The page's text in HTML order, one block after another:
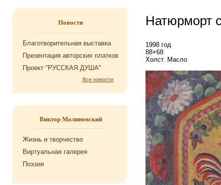
Новости
Благотворительная выставка
Презентация авторских платков
Проект "РУССКАЯ ДУША"
Все новости
Виктор Малиновский
Жизнь и творчество
Виртуальная галерея
Поэзия
Натюрморт
1998 год
88×68
Холст. Масло